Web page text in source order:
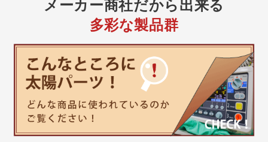
メーカー商社だから出来る
多彩な製品群